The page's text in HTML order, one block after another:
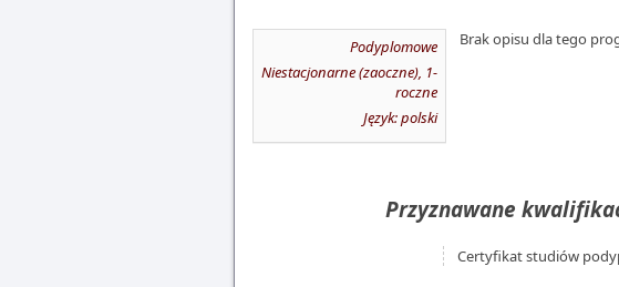
Podyplomowe
Niestacjonarne (zaoczne), 1-
roczne
Język: polski
Brak opisu dla tego
Przyznawane
Certyfikat studiów